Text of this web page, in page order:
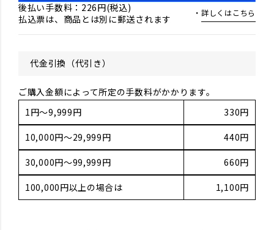
後払い手数料：226円(税込)
払込票は、商品とは別に郵送されます
詳しくはこちら
代金引換（代引き）
ご購入金額によって所定の手数料がかかります。
1円～9,999円
330円
10,000円～29,999円 440円
30,000円～99,999円 660円
100,000円以上の場合は 1,100円